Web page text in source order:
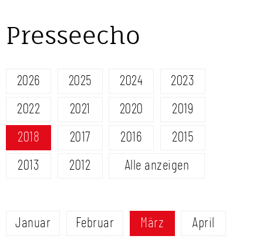
Presseecho
2026 2025 2024
2023
2022
2021 2020
2019
2018
2017 2016
2015
2013
2012 Alle anzeigen
Januar Februar März
April